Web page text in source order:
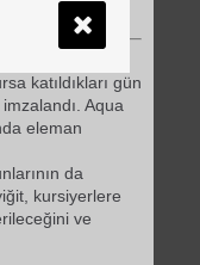
katıldıkları gün
Aqua
eleman
da
kursiyerlere
ve